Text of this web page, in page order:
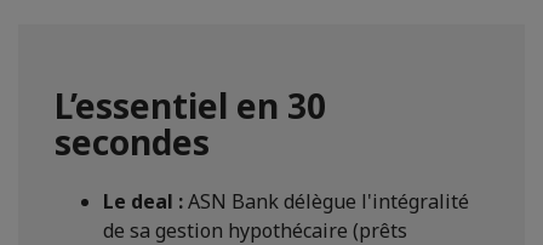
L’essentiel en 30
secondes
Le deal :ASN Bank délègue l'intégralité
de sa gestion hypothécaire (prêts